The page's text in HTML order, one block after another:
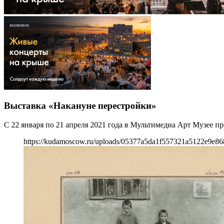
Выставка «Накануне перестройки»
С 22 января по 21 апреля 2021 года в Мультимедиа Арт Музее
https://kudamoscow.ru/uploads/